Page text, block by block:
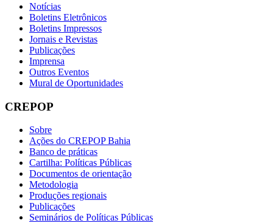
Notícias
Boletins Eletrônicos
Boletins Impressos
Jornais e Revistas
Publicações
Imprensa
Outros Eventos
Mural de Oportunidades
CREPOP
Sobre
Ações do CREPOP Bahia
Banco de práticas
Cartilha: Políticas Públicas
Documentos de orientação
Metodologia
Produções regionais
Publicações
Seminários de Políticas Públicas